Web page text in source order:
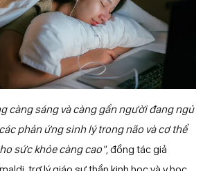
càng sáng và càng gần người đang ngủ
phản ứng sinh lý trong não và cơ thể
sức khỏe càng cao", đồng tác giả